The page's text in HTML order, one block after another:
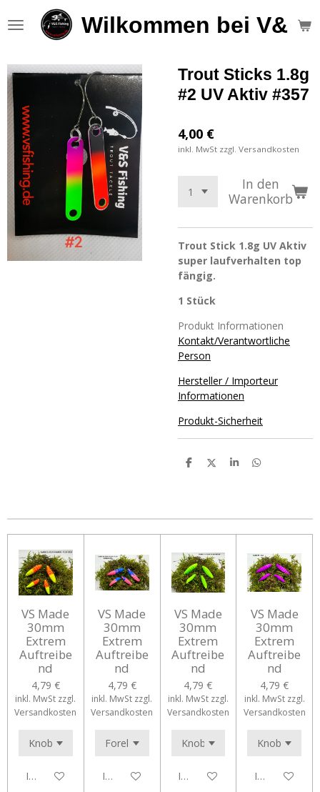
Hauptinhalt
Wilkommen bei V&S
Trout Sticks 1.8g
#2 UV Aktiv #357
4,00 €
inkl. MwSt zzgl. Versandkosten
In den
Warenkorb
Trout Stick 1.8g UV Aktiv
super laufverhalten top
fängig.
1 Stück
Produkt Informationen
Kontakt/Verantwortliche
Person
Hersteller / Importeur
Informationen
Produkt-Sicherheit
T
n
T
n
T
n
T
n
VS Made
30mm
Extrem
Auftreibe
nd
4,79 €
inkl. MwSt zzgl.
Versandkosten
In den Warenkorb
VS Made
30mm
Extrem
Auftreibe
nd
4,79 €
inkl. MwSt zzgl.
Versandkosten
In den Warenkorb
VS Made
30mm
Extrem
Auftreibe
nd
4,79 €
inkl. MwSt zzgl.
Versandkosten
In den Warenkorb
VS Made
30mm
Extrem
Auftreibe
nd
4,79 €
inkl. MwSt zzgl.
Versandkosten
In den